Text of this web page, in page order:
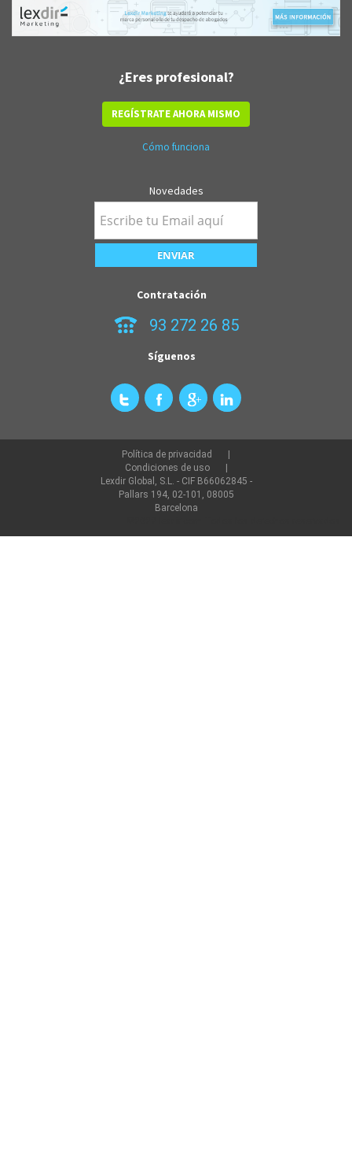
¿Eres profesional?
REGÍSTRATE AHORA MISMO
Cómo funciona
Novedades
Contratación
93 272 26 85
Síguenos
Política de privacidad
Condiciones de uso
Lexdir Global, S.L. - CIF B66062845 -
Pallars 194, 02-101, 08005
Barcelona